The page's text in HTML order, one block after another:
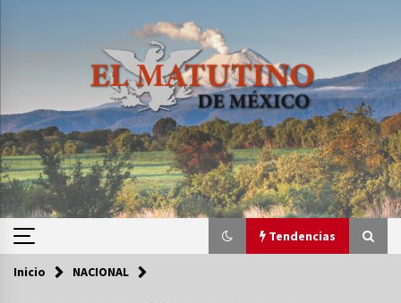
Tendencias
Tendencias
Inicio NACIONAL